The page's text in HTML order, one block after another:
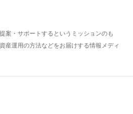
案・サポートするというミッションのも
産運用の方法などをお届けする情報メディ